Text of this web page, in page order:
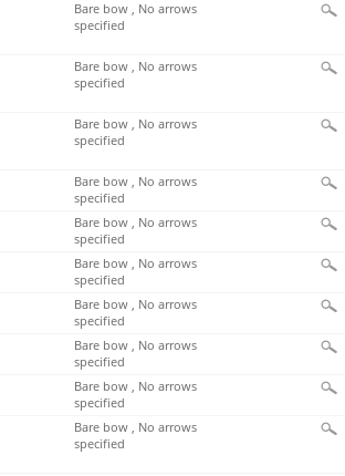
Bare bow , No arrows
specified
Bare bow , No arrows
specified
Bare bow , No arrows
specified
Bare bow , No arrows
specified
Bare bow , No arrows
specified
Bare bow , No arrows
specified
Bare bow , No arrows
specified
Bare bow , No arrows
specified
Bare bow , No arrows
specified
Bare bow , No arrows
specified